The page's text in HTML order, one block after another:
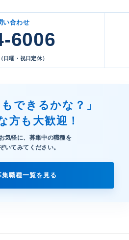
い合わせ
6006
曜・祝日定休）
もできるかな？」
方も大歓迎！
気軽に、募集中の職種を
いてみてください。
集職種一覧を見る